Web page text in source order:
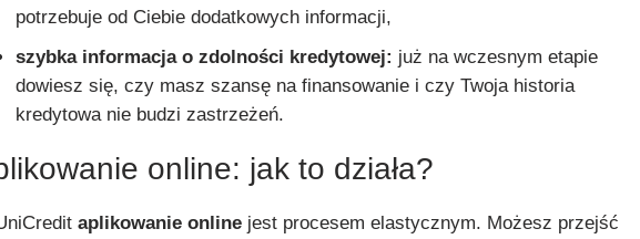
potrzebuje od Ciebie dodatkowych informacji,
szybka informacja o zdolności kredytowej: już na wczesnym etapie
dowiesz się, czy masz szansę na finansowanie i czy Twoja historia
kredytowa nie budzi zastrzeżeń.
online: jak to działa?
aplikowanie online jest procesem elastycznym. Możesz przejść